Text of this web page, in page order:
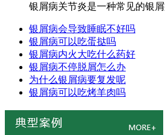
银屑病关节炎是一种常见的银
银屑病会导致睡眠不好吗
银屑病可以吃蛋挞吗
银屑病内火大吃什么药好
银屑病不停脱屑怎么办
为什么银屑病要复发呢
银屑病可以吃烤羊肉吗